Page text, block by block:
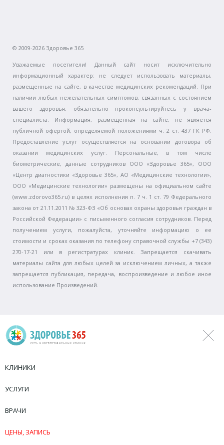
© 2009-2026 Здоровье 365
Уважаемые посетители! Данный сайт носит исключительно
информационный характер: не следует использовать материалы,
размещенные на сайте, в качестве медицинских рекомендаций. При
наличии любых нежелательных симптомов, связанных с состоянием
вашего здоровья, обязательно проконсультируйтесь у врача-
специалиста. Информация, размещенная на сайте, не является
публичной офертой, определяемой положениями ч. 2 ст. 437 ГК РФ.
Предоставление услуг осуществляется на основании договора об
оказании медицинских услуг. Персональные, в том числе
биометрические, данные сотрудников ООО «Здоровье 365», ООО
«Центр диагностики «Здоровье 365», АО «Медицинские технологии»,
ООО «Медицинские технологии» размещены на официальном сайте
(www.zdorovo365.ru) в целях исполнения п. 7 ч. 1 ст. 79 Федерального
закона от 21.11.2011 № 323-ФЗ «Об основах охраны здоровья граждан в
Российской Федерации» с письменного согласия сотрудников. Перед
получением услуги, пожалуйста, уточняйте информацию о ее
стоимости и сроках оказания по телефону справочной службы +7 (343)
270-17-21 или в регистратурах клиник. Запрещается скачивать
материалы сайта для любых целей за исключением личных, а также
запрещается публикация, передача, воспроизведение и любое иное
использование Произведений.
КЛИНИКИ
УСЛУГИ
ВРАЧИ
ЦЕНЫ, ЗАПИСЬ